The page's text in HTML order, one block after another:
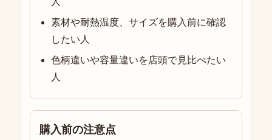
素材や耐熱温度、サイズを購入前に確認
したい人
色柄違いや容量違いを店頭で見比べたい
人
購入前の注意点